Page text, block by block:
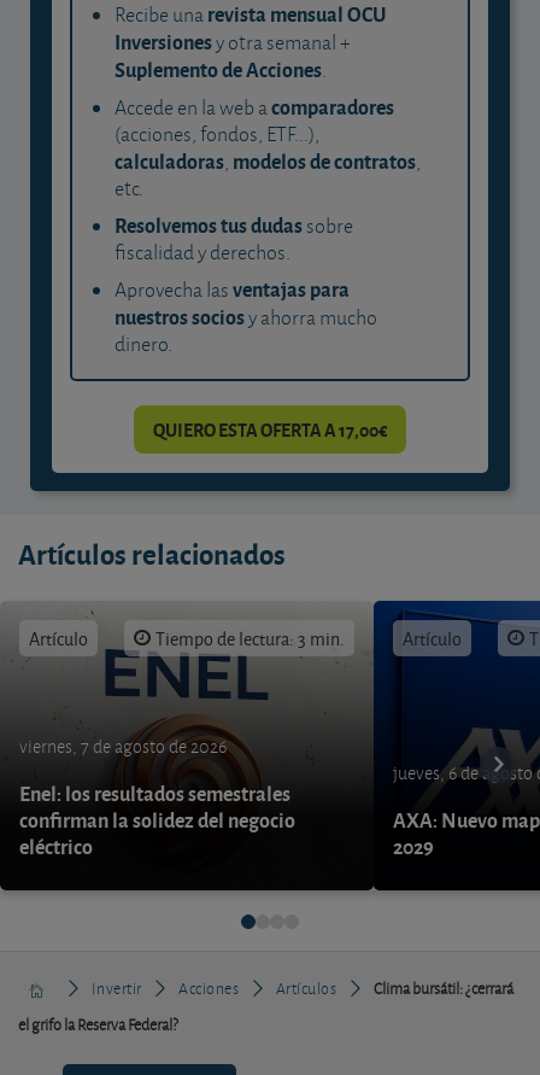
Recibe unarevista mensual OCU
Inversionesy otra semanal +
Suplemento de Acciones.
Accede en la web acomparadores
(acciones, fondos, ETF...),
calculadoras, modelos de contratos,
etc.
Resolvemos tus dudassobre
fiscalidad y derechos.
Aprovecha lasventajas para
nuestros sociosy ahorra mucho
dinero.
QUIERO ESTA OFERTA A 17,00€
Artículos relacionados
Artículo Tiempo de lectura: 3 min.
viernes, 7 de agosto de 2026
Enel: los resultados semestrales
confirman la solidez del negocio
eléctrico
Artículo
jueves, 6 de agosto
AXA: Nuevo
2029
Invertir Acciones Artículos
Clima bursátil: ¿cerrará
el grifo la Reserva Federal?